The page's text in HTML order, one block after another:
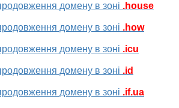
домену в зоні .house
домену в зоні .how
домену в зоні .icu
домену в зоні .id
домену в зоні .if.ua